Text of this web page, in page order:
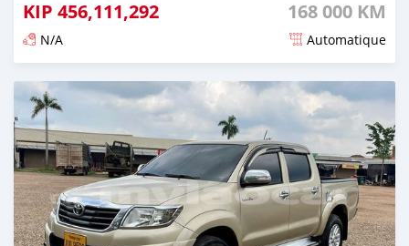
KIP 456,111,292 168 000 KM
N/A Automatique
Publié il y a environ 3 ans